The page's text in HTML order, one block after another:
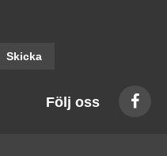
Skicka
Följ oss